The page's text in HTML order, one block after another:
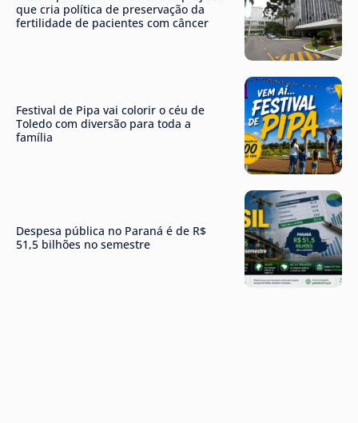
que cria política de preservação da
fertilidade de pacientes com câncer
Festival de Pipa vai colorir o céu de
Toledo com diversão para toda a
família
Despesa pública no Paraná é de R$
51,5 bilhões no semestre